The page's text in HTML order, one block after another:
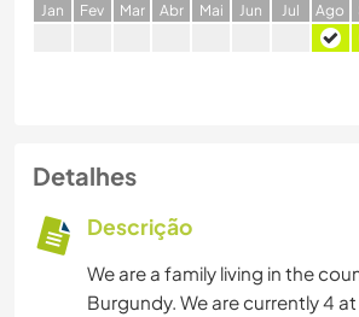
Jan Fev Mar Abr Mai Jun Jul Ago
Detalhes
Descrição
We are a family living in the
Burgundy. We are currently 4